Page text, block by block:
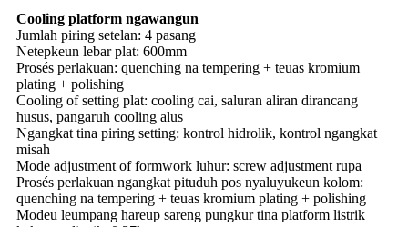
Cooling platform ngawangun
Jumlah piring setelan: 4 pasang
Netepkeun lebar plat: 600mm
Prosés perlakuan: quenching na tempering + teuas kromium
plating + polishing
Cooling of setting plat: cooling cai, saluran aliran dirancang
husus, pangaruh cooling alus
Ngangkat tina piring setting: kontrol hidrolik, kontrol ngangkat
misah
Mode adjustment of formwork luhur: screw adjustment rupa
Prosés perlakuan ngangkat pituduh pos nyaluyukeun kolom:
quenching na tempering + teuas kromium plating + polishing
Modeu leumpang hareup sareng pungkur tina platform listrik